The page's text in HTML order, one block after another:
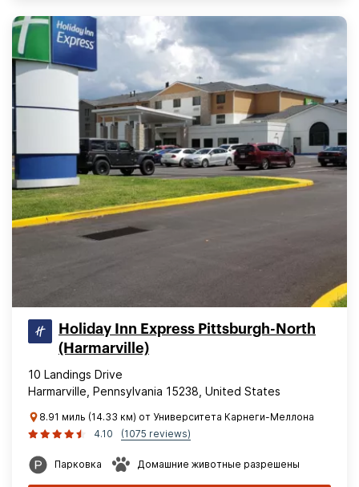
Holiday Inn Express Pittsburgh-North
(Harmarville)
10 Landings Drive
Harmarville, Pennsylvania 15238, United States
8.91 миль (14.33 км) от Университета Карнеги-Меллона
4.10
(1075 reviews)
Парковка Домашние животные разрешены